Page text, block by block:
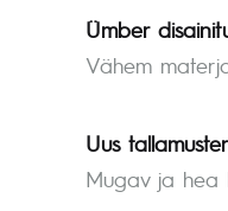
Ümber
Vähem
Uus tallamuster
Mugav ja hea